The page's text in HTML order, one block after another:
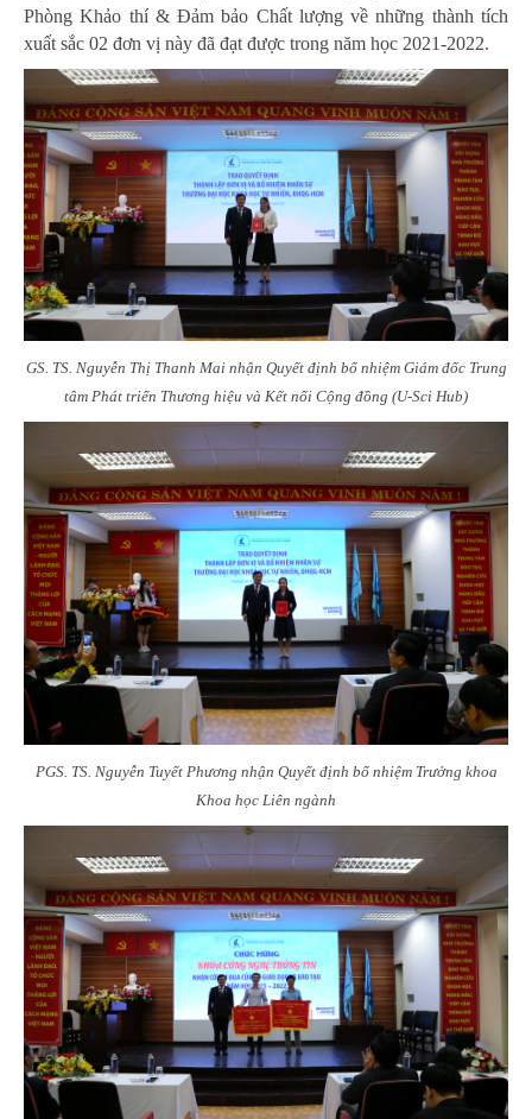
Phòng Khảo thí & Đảm bảo Chất lượng về những thành tích
xuất sắc 02 đơn vị này đã đạt được trong năm học 2021-2022.
GS. TS. Nguyễn Thị Thanh Mai nhận Quyết định bổ nhiệm Giám đốc Trung
tâm Phát triển Thương hiệu và Kết nối Cộng đồng (U-Sci Hub)
PGS. TS. Nguyễn Tuyết Phương nhận Quyết định bổ nhiệm Trưởng khoa
Khoa học Liên ngành